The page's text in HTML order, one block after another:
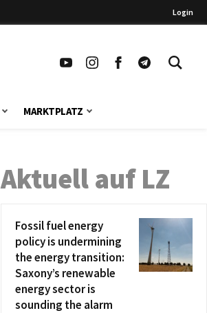
Login
MARKTPLATZ
Aktuell auf LZ
Fossil fuel energy
policy is undermining
the energy transition:
Saxony’s renewable
energy sector is
sounding the alarm